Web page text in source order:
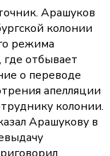
Арашуков
колонии
режима
отбывает
о переводе
апелляции
колонии.
Арашукову в